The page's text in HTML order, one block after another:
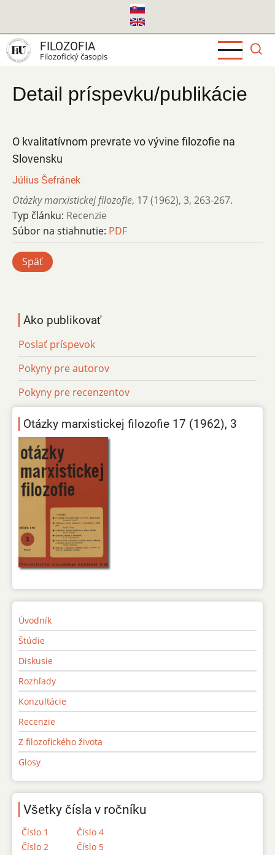
hlavný
obsah
FILOZOFIA
Filozofický časopis
Detail príspevku/publikácie
O kvalitatívnom prevrate vo vývine filozofie na
Slovensku
Július Šefránek
Otázky marxistickej filozofie, 17 (1962), 3, 263-267.
Typ článku: Recenzie
Súbor na stiahnutie: PDF
Späť
Ako publikovať
Poslať príspevok
Pokyny pre autorov
Pokyny pre recenzentov
Otázky marxistickej filozofie 17 (1962), 3
Úvodník
Štúdie
Diskusie
Rozhľady
Konzultácie
Recenzie
Z filozofického života
Glosy
Všetky čísla v ročníku
Číslo 1
Číslo 2
Číslo 4
Číslo 5